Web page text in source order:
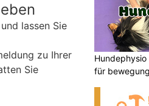
lassen Sie
zu Ihrer
Sie
für